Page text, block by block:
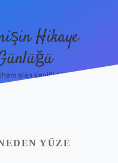
Hikaye
alan keyifli bilgiler!
YÜZE